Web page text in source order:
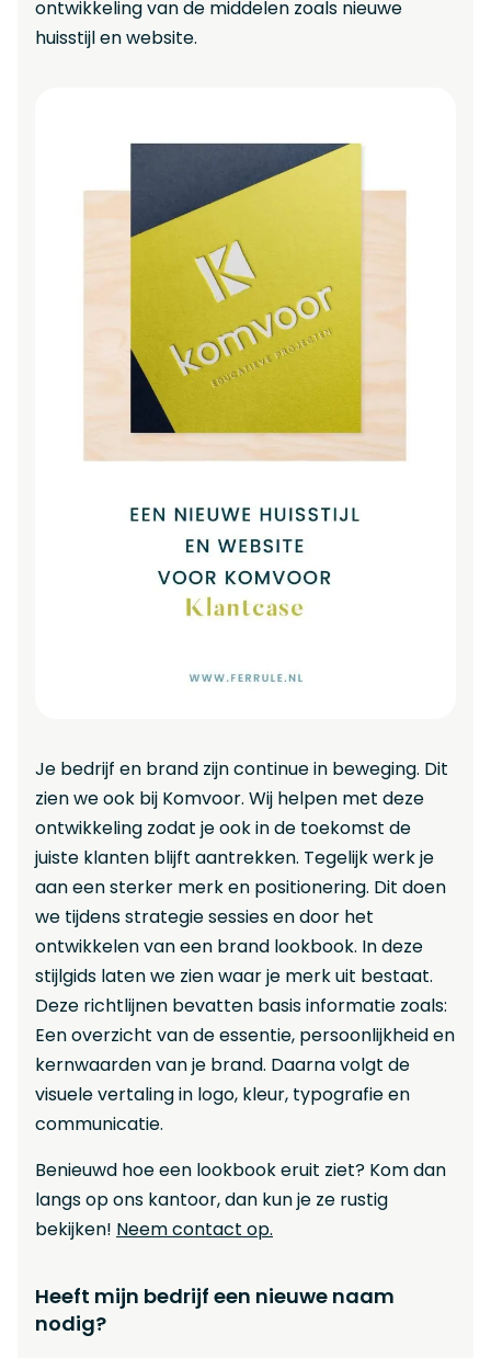
ontwikkeling van de middelen zoals nieuwe
huisstijl en website.
Je bedrijf en brand zijn continue in beweging. Dit
zien we ook bij Komvoor. Wij helpen met deze
ontwikkeling zodat je ook in de toekomst de
juiste klanten blijft aantrekken. Tegelijk werk je
aan een sterker merk en positionering. Dit doen
we tijdens strategie sessies en door het
ontwikkelen van een brand lookbook. In deze
stijlgids laten we zien waar je merk uit bestaat.
Deze richtlijnen bevatten basis informatie zoals:
Een overzicht van de essentie, persoonlijkheid en
kernwaarden van je brand. Daarna volgt de
visuele vertaling in logo, kleur, typografie en
communicatie.
Benieuwd hoe een lookbook eruit ziet? Kom dan
langs op ons kantoor, dan kun je ze rustig
bekijken! Neem contact op.
Heeft mijn bedrijf een nieuwe naam
nodig?